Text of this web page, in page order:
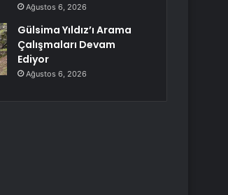
Ağustos 6, 2026
Gülsima Yıldız’ı Arama
Çalışmaları Devam
Ediyor
Ağustos 6, 2026